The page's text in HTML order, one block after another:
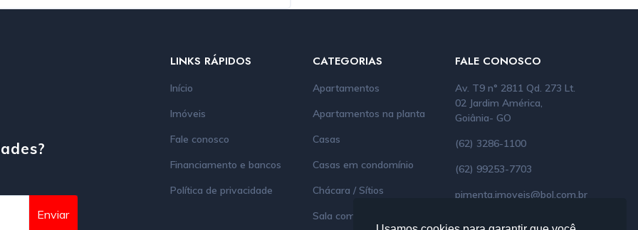
Enviar
LINKS RÁPIDOS
Início
Imóveis
Fale conosco
Financiamento e bancos
Política de privacidade
CATEGORIAS
Apartamentos
Apartamentos na planta
Casas
Casas em condomínio
Chácara / Sítios
Sala comercial
FALE CONOSCO
Av. T9 n° 2811 Qd. 273 Lt.
02 Jardim América,
Goiânia- GO
(62) 3286-1100
(62) 99253-7703
pimenta.imoveis@bol.com.br